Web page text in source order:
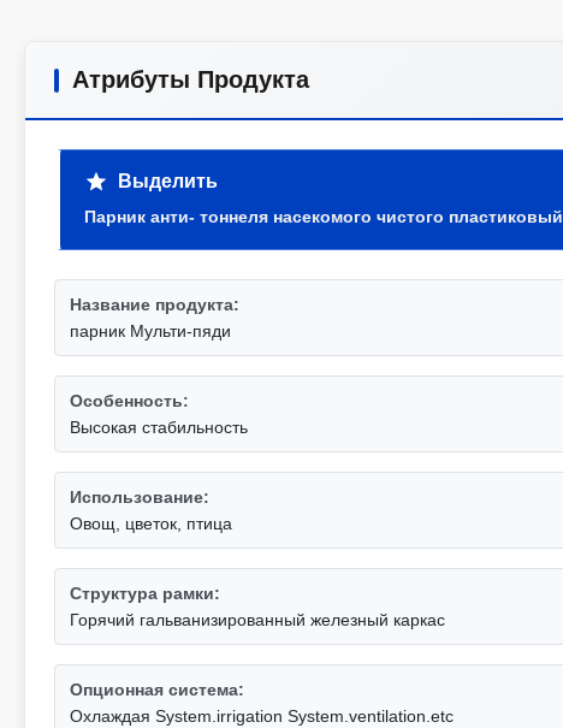
Атрибуты Продукта
Выделить
Парник анти- тоннеля насекомого чистого пластиковый
Название продукта:
парник Мульти-пяди
Особенность:
Высокая стабильность
Использование:
Овощ, цветок, птица
Структура рамки:
Горячий гальванизированный железный каркас
Опционная система:
Охлаждая System.irrigation System.ventilation.etc